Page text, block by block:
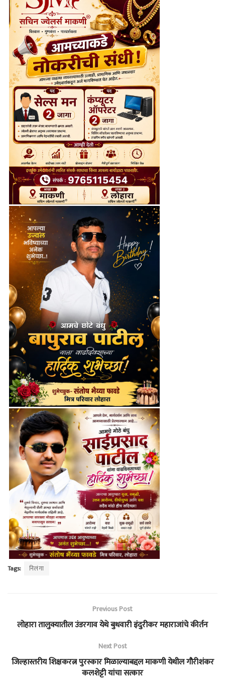
Tags: निलंगा
Previous Post
लोहारा तालुक्यातील उंडरगाव येथे बुधवारी इंदुरीकर महाराजांचे कीर्तन
Next Post
जिल्हास्तरीय शिक्षकरत्न पुरस्कार मिळाल्याबद्दल माकणी येथील गौरीशंकर
कलशेट्टी यांचा सत्कार